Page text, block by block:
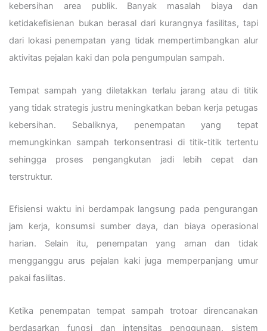
kebersihan area publik. Banyak masalah biaya dan
ketidakefisienan bukan berasal dari kurangnya fasilitas, tapi
dari lokasi penempatan yang tidak mempertimbangkan alur
aktivitas pejalan kaki dan pola pengumpulan sampah.
Tempat sampah yang diletakkan terlalu jarang atau di titik
yang tidak strategis justru meningkatkan beban kerja petugas
kebersihan. Sebaliknya, penempatan yang tepat
memungkinkan sampah terkonsentrasi di titik-titik tertentu
sehingga proses pengangkutan jadi lebih cepat dan
terstruktur.
Efisiensi waktu ini berdampak langsung pada pengurangan
jam kerja, konsumsi sumber daya, dan biaya operasional
harian. Selain itu, penempatan yang aman dan tidak
mengganggu arus pejalan kaki juga memperpanjang umur
pakai fasilitas.
Ketika penempatan tempat sampah trotoar direncanakan
berdasarkan fungsi dan intensitas penggunaan, sistem